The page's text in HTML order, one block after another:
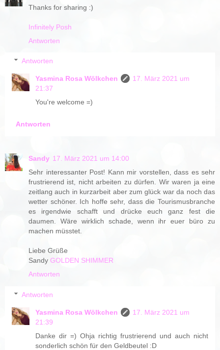
Thanks for sharing :)
Infinitely Posh
Antworten
Antworten
Yasmina Rosa Wölkchen
17. März 2021 um
21:37
You're welcome =)
Antworten
Sandy 17. März 2021 um 14:00
Sehr interessanter Post! Kann mir vorstellen, dass es sehr
frustrierend ist, nicht arbeiten zu dürfen. Wir waren ja eine
zeitlang auch in kurzarbeit aber zum glück war da noch das
wetter schöner. Ich hoffe sehr, dass die Tourismusbranche
es irgendwie schafft und drücke euch ganz fest die
daumen. Wäre wirklich schade, wenn ihr euer büro zu
machen müsstet.
Liebe Grüße
Sandy GOLDEN SHIMMER
Antworten
Antworten
Yasmina Rosa Wölkchen
17. März 2021 um
21:39
Danke dir =) Ohja richtig frustrierend und auch nicht
sonderlich schön für den Geldbeutel :D